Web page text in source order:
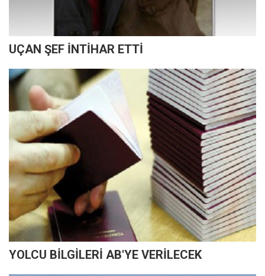
UÇAN ŞEF İNTİHAR ETTİ
YOLCU BİLGİLERİ AB'YE VERİLECEK